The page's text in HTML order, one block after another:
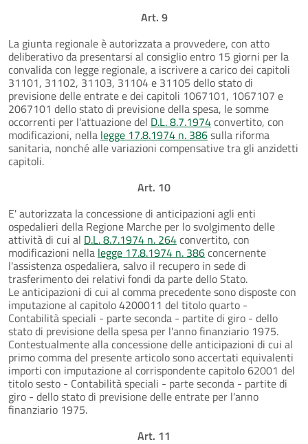
Art. 9
La giunta regionale è autorizzata a provvedere, con atto
deliberativo da presentarsi al consiglio entro 15 giorni per la
convalida con legge regionale, a iscrivere a carico dei capitoli
31101, 31102, 31103, 31104 e 31105 dello stato di
previsione delle entrate e dei capitoli 1067101, 1067107 e
2067101 dello stato di previsione della spesa, le somme
occorrenti per l'attuazione del D.L. 8.7.1974convertito, con
modificazioni, nella legge 17.8.1974 n. 386sulla riforma
sanitaria, nonché alle variazioni compensative tra gli anzidetti
capitoli.
Art. 10
E' autorizzata la concessione di anticipazioni agli enti
ospedalieri della Regione Marche per lo svolgimento delle
attività di cui al D.L. 8.7.1974 n. 264convertito, con
modificazioni nella legge 17.8.1974 n. 386concernente
l'assistenza ospedaliera, salvo il recupero in sede di
trasferimento dei relativi fondi da parte dello Stato.
Le anticipazioni di cui al comma precedente sono disposte con
imputazione al capitolo 4200011 del titolo quarto -
Contabilità speciali - parte seconda - partite di giro - dello
stato di previsione della spesa per l'anno finanziario 1975.
Contestualmente alla concessione delle anticipazioni di cui al
primo comma del presente articolo sono accertati equivalenti
importi con imputazione al corrispondente capitolo 62001 del
titolo sesto - Contabilità speciali - parte seconda - partite di
giro - dello stato di previsione delle entrate per l'anno
finanziario 1975.
Art. 11